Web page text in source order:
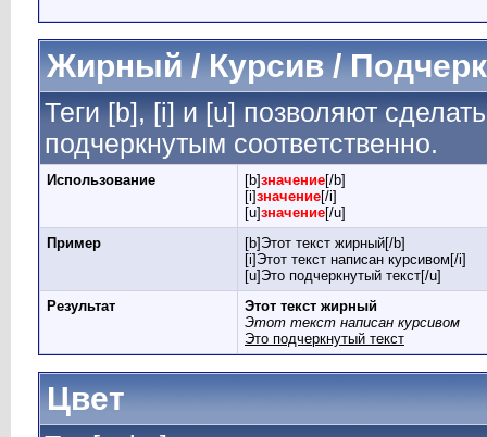
Жирный / Курсив /
Теги [b], [i] и [u] позволяют
подчеркнутым соответственно.
Использование [b]значение[/b]
[i]значение[/i]
[u]значение[/u]
Пример
[b]Этот текст жирный[/b]
[i]Этот текст написан курсивом[/i]
[u]Это подчеркнутый текст[/u]
Результат
Этот текст жирный
Этот текст написан курсивом
Это подчеркнутый текст
Цвет